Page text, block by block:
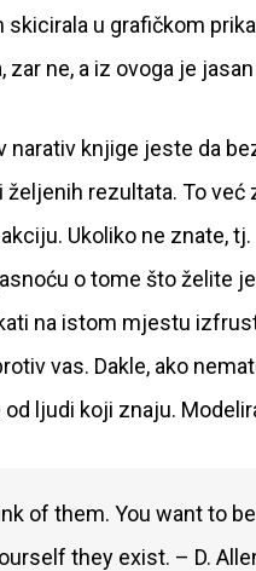
u grafičkom
ne, a iz ovoga je
knjige jeste da
rezultata. To
Ukoliko ne znate, tj.
o tome što želite
na istom mjestu
vas. Dakle, ako
ljudi koji znaju.
of them. You want to
they exist. – D.